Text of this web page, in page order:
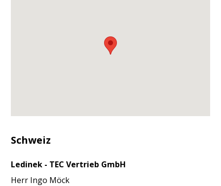
Schweiz
Ledinek - TEC Vertrieb GmbH
Herr Ingo Möck